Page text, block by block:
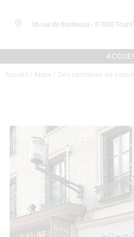
36 rue de Bordeaux - 37000 Tours
Accueil / Apple / Des centaines de